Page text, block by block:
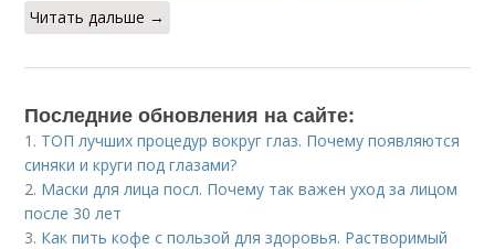
Читать дальше →
Последние обновления на сайте:
1. ТОП лучших процедур вокруг глаз. Почему появляются
синяки и круги под глазами?
2. Маски для лица посл. Почему так важен уход за лицом
после 30 лет
3. Как пить кофе с пользой для здоровья. Растворимый